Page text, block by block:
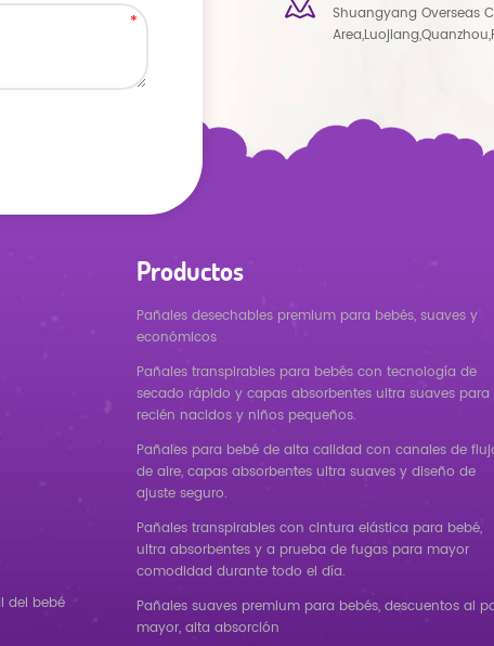
Shuangyang Overseas
del bebé
Productos
Pañales desechables premium para bebés, suaves y
económicos
Pañales transpirables para bebés con tecnología de
secado rápido y capas absorbentes ultra suaves para
recién nacidos y niños pequeños.
Pañales para bebé de alta calidad con canales de
de aire, capas absorbentes ultra suaves y diseño de
ajuste seguro.
Pañales transpirables con cintura elástica para bebé,
ultra absorbentes y a prueba de fugas para mayor
comodidad durante todo el día.
Pañales suaves premium para bebés, descuentos al
mayor, alta absorción